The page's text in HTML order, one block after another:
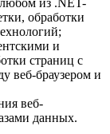
обработки
и
страниц с
веб-браузером и
веб-
данных.